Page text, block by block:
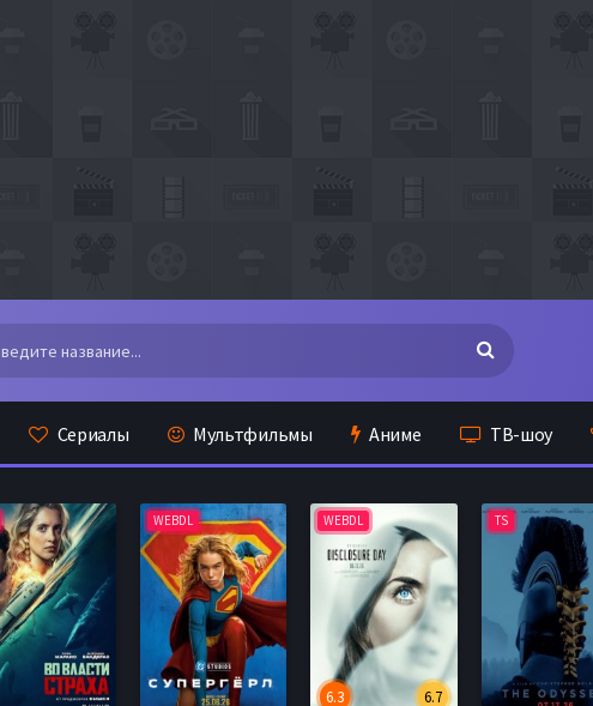
Сериалы Мультфильмы Аниме ТВ-шоу
WEBDL WEBDL
6.7
6.3
TS